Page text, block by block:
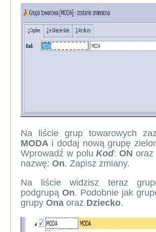
Na liście grup towarowych
MODA i dodaj nową grupę
Wprowadź w poluKod: ON oraz
nazwę: On. Zapisz zmiany.
Na liście widzisz teraz
podgrupą On. Podobnie jak
grupy Ona oraz Dziecko.